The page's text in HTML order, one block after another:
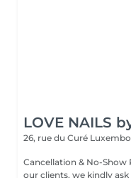
LOVE NAILS
26, rue du Curé
Cancellation & No-Show
our clients, we kindly